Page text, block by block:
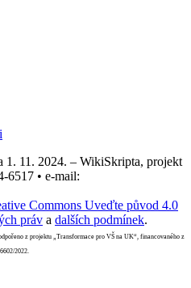
1. 11. 2024. – WikiSkripta, projekt
6517 • e-mail:
Commons Uveďte původ 4.0
práv a dalších podmínek.
z projektu „Transformace pro VŠ na UK“, financovaného z
2022.